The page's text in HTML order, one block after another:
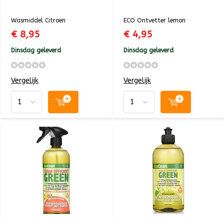
Wasmiddel Citroen
€ 8,95
Dinsdag geleverd
Vergelijk
ECO Ontvetter lemon
€ 4,95
Dinsdag geleverd
Vergelijk